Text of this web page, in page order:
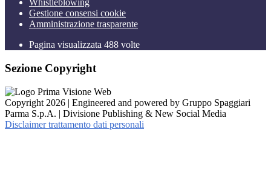
Whistleblowing
Gestione consensi cookie
Amministrazione trasparente
Pagina visualizzata 488 volte
Sezione Copyright
Copyright 2026 | Engineered and powered by Gruppo Spaggiari
Parma S.p.A. | Divisione Publishing & New Social Media
Disclaimer trattamento dati personali